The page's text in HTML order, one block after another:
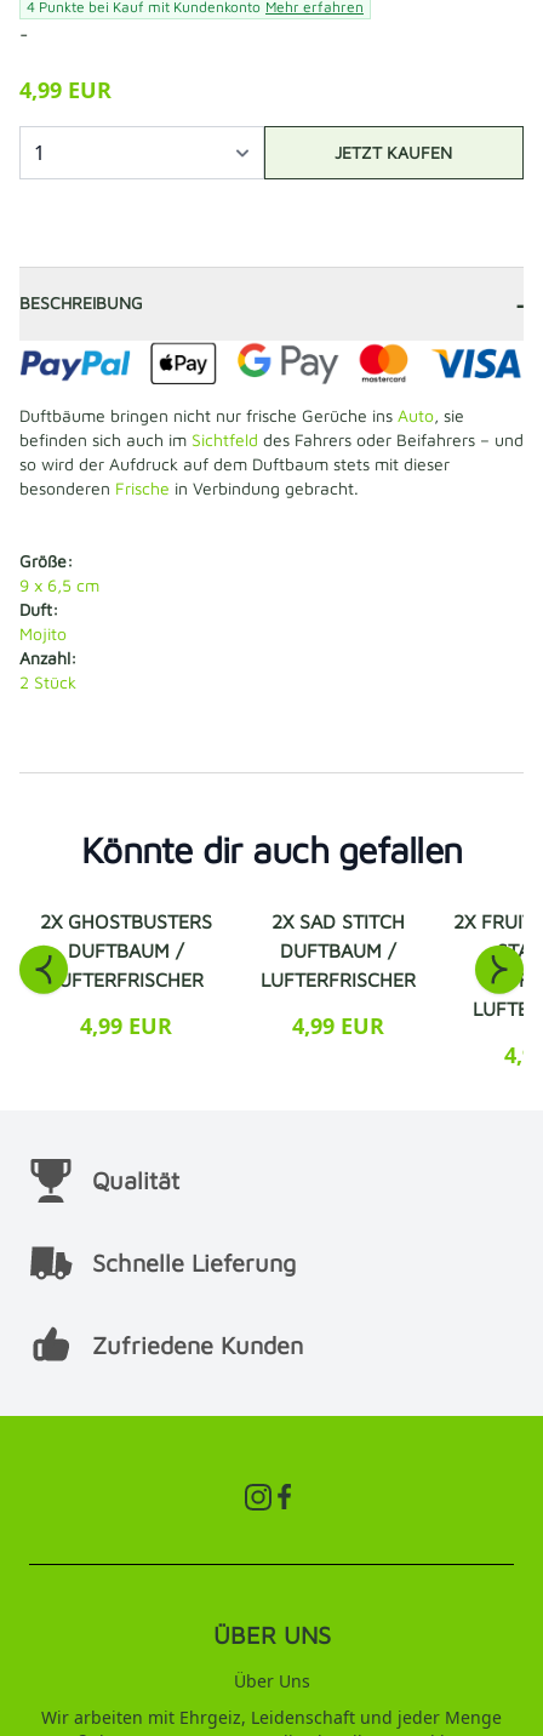
4 Punkte bei Kauf mit Kundenkonto Mehr erfahren
-
4,99 EUR
JETZT KAUFEN
BESCHREIBUNG -
Duftbäume bringen nicht nur frische Gerüche ins Auto, sie
befinden sich auch im Sichtfeld des Fahrers oder Beifahrers – und
so wird der Aufdruck auf dem Duftbaum stets mit dieser
besonderen Frische in Verbindung gebracht.
Größe:
9 x 6,5 cm
Duft:
Mojito
Anzahl:
2 Stück
Könnte dir auch gefallen
2X GHOSTBUSTERS
DUFTBAUM /
LUFTERFRISCHER
4,99 EUR
2X SAD STITCH
DUFTBAUM /
LUFTERFRISCHER
4,99 EUR
2X
Qualität
Schnelle Lieferung
Zufriedene Kunden
ÜBER UNS
Über Uns
Wir arbeiten mit Ehrgeiz, Leidenschaft und jeder Menge